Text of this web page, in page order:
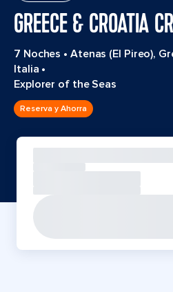
GREECE & CROATIA
7 Noches • Atenas (El Pireo),
Italia •
Explorer of the Seas
Reserva y Ahorra